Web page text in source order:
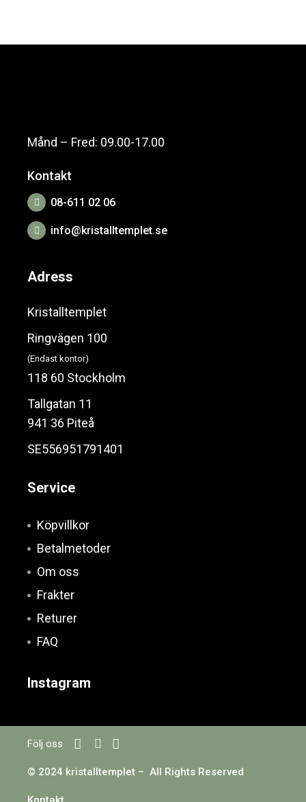
Månd – Fred: 09.00-17.00
Kontakt
08-611 02 06
info@kristalltemplet.se
Adress
Kristalltemplet
Ringvägen 100
(Endast kontor)
118 60 Stockholm
Tallgatan 11
941 36 Piteå
SE556951791401
Service
Köpvillkor
Betalmetoder
Om oss
Frakter
Returer
FAQ
Instagram
Följ oss
© 2024 kristalltemplet – All Rights Reserved